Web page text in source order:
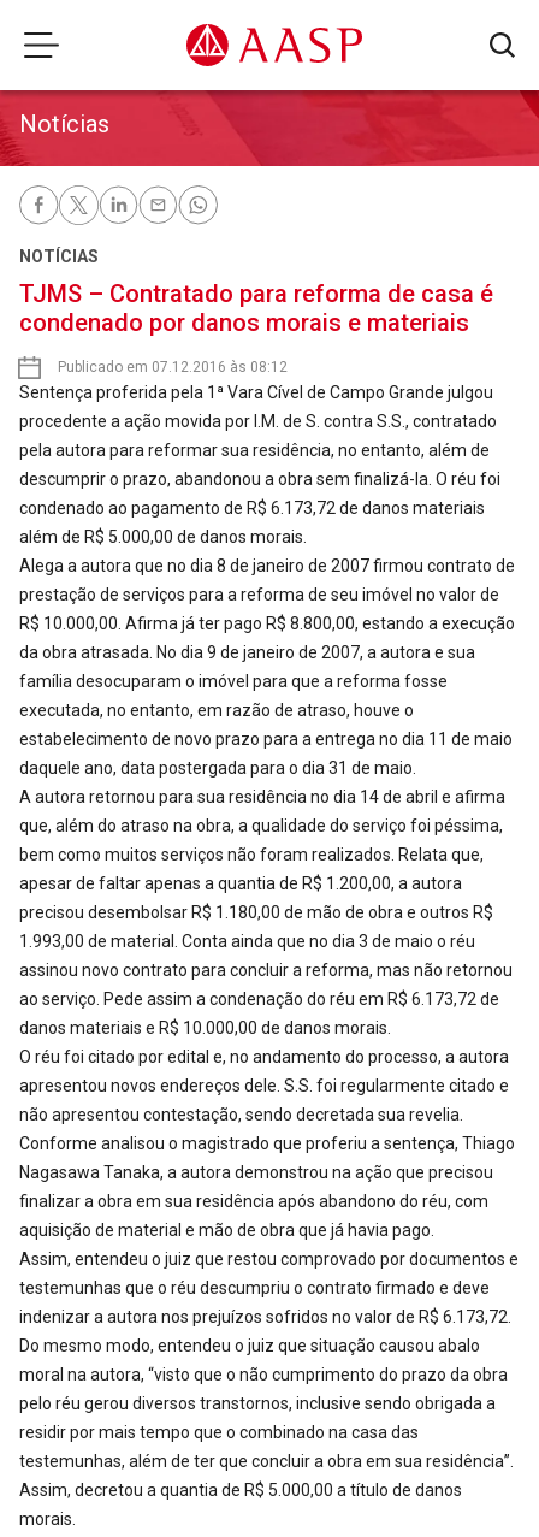
Notícias
NOTÍCIAS
TJMS – Contratado para reforma de casa é
condenado por danos morais e materiais
Publicado em 07.12.2016 às 08:12
Sentença proferida pela 1ª Vara Cível de Campo Grande julgou
procedente a ação movida por I.M. de S. contra S.S., contratado
pela autora para reformar sua residência, no entanto, além de
descumprir o prazo, abandonou a obra sem finalizá-la. O réu foi
condenado ao pagamento de R$ 6.173,72 de danos materiais
além de R$ 5.000,00 de danos morais.
Alega a autora que no dia 8 de janeiro de 2007 firmou contrato de
prestação de serviços para a reforma de seu imóvel no valor de
R$ 10.000,00. Afirma já ter pago R$ 8.800,00, estando a execução
da obra atrasada. No dia 9 de janeiro de 2007, a autora e sua
família desocuparam o imóvel para que a reforma fosse
executada, no entanto, em razão de atraso, houve o
estabelecimento de novo prazo para a entrega no dia 11 de maio
daquele ano, data postergada para o dia 31 de maio.
A autora retornou para sua residência no dia 14 de abril e afirma
que, além do atraso na obra, a qualidade do serviço foi péssima,
bem como muitos serviços não foram realizados. Relata que,
apesar de faltar apenas a quantia de R$ 1.200,00, a autora
precisou desembolsar R$ 1.180,00 de mão de obra e outros R$
1.993,00 de material. Conta ainda que no dia 3 de maio o réu
assinou novo contrato para concluir a reforma, mas não retornou
ao serviço. Pede assim a condenação do réu em R$ 6.173,72 de
danos materiais e R$ 10.000,00 de danos morais.
O réu foi citado por edital e, no andamento do processo, a autora
apresentou novos endereços dele. S.S. foi regularmente citado e
não apresentou contestação, sendo decretada sua revelia.
Conforme analisou o magistrado que proferiu a sentença, Thiago
Nagasawa Tanaka, a autora demonstrou na ação que precisou
finalizar a obra em sua residência após abandono do réu, com
aquisição de material e mão de obra que já havia pago.
Assim, entendeu o juiz que restou comprovado por documentos e
testemunhas que o réu descumpriu o contrato firmado e deve
indenizar a autora nos prejuízos sofridos no valor de R$ 6.173,72.
Do mesmo modo, entendeu o juiz que situação causou abalo
moral na autora, “visto que o não cumprimento do prazo da obra
pelo réu gerou diversos transtornos, inclusive sendo obrigada a
residir por mais tempo que o combinado na casa das
testemunhas, além de ter que concluir a obra em sua residência”.
Assim, decretou a quantia de R$ 5.000,00 a título de danos
morais.